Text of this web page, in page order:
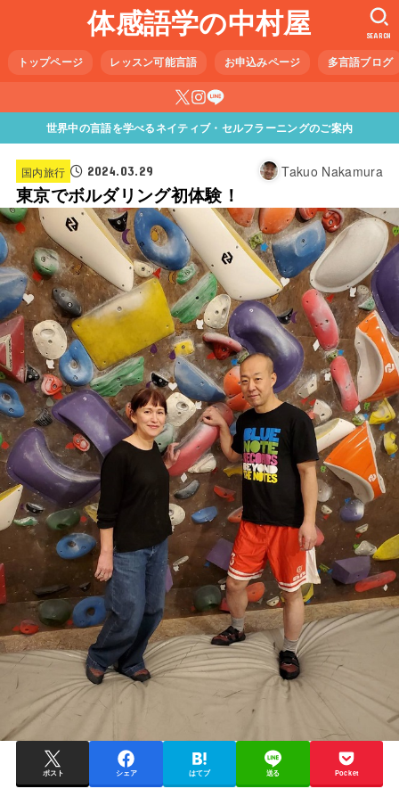
体感語学の中村屋
トップページ レッスン可能言語 お申込みページ 多言語ブログ
SEARCH
世界中の言語を学べるネイティブ・セルフラーニングのご案内
国内旅行 2024.03.29 Takuo Nakamura
東京でボルダリング初体験！
ポスト シェア はてブ 送る Pocket